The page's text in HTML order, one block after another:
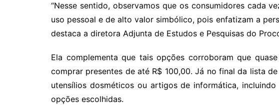
“Nesse sentido, observamos que os consumidores cada
uso pessoal e de alto valor simbólico, pois enfatizam a
destaca a diretora Adjunta de Estudos e Pesquisas do
Ela complementa que tais opções corroboram que
comprar presentes de até R$ 100,00. Já no final da lista
utensílios dosméticos ou artigos de informática,
opções escolhidas.